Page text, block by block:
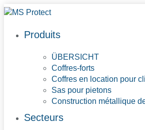
Produits
ÜBERSICHT
Coffres-forts
Coffres en location pour
Sas pour pietons
Construction métallique
Secteurs